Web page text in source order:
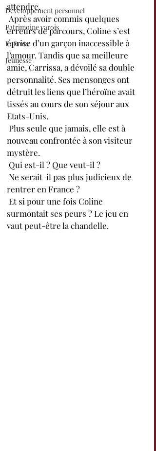
Developpement personnel
Patrimoine varois
Enfants
Jeunesse
attendre.
erreurs de parcours, Coline s’est
éprise d’un garçon inaccessible à
l’amour. Tandis que sa meilleure
amie, Carrissa, a dévoilé sa double
personnalité. Ses mensonges ont
détruit les liens que l’héroïne avait
tissés au cours de son séjour aux
Etats-Unis.
nouveau confrontée à son visiteur
mystère.
Qui est-il ? Que veut-il ?
rentrer en France ?
surmontait ses peurs ? Le jeu en
vaut peut-être la chandelle.